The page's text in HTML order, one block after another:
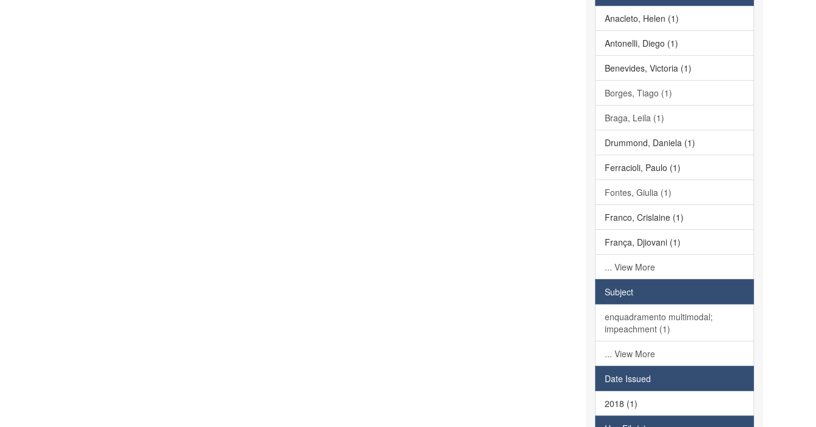
Anacleto, Helen (1)
Antonelli, Diego (1)
Benevides, Victoria (1)
Borges, Tiago (1)
Braga, Leila (1)
Drummond, Daniela (1)
Ferracioli, Paulo (1)
Fontes, Giulia (1)
Franco, Crislaine (1)
França, Djiovani (1)
... View More
Subject
enquadramento multimodal;
impeachment (1)
... View More
Date Issued
2018 (1)